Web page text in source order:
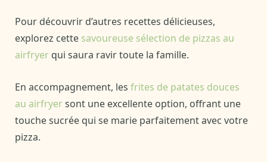
Pour découvrir d’autres recettes délicieuses,
explorez cette savoureuse sélection de pizzas au
airfryer qui saura ravir toute la famille.
En accompagnement, les frites de patates douces
au airfryersont une excellente option, offrant une
touche sucrée qui se marie parfaitement avec votre
pizza.